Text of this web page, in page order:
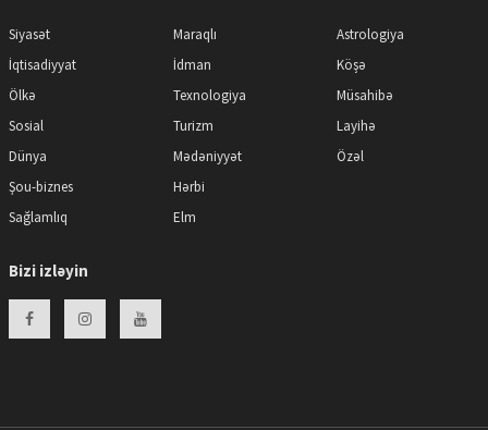
Siyasət
İqtisadiyyat
Ölkə
Sosial
Dünya
Şou-biznes
Sağlamlıq
Maraqlı
İdman
Texnologiya
Turizm
Mədəniyyət
Hərbi
Elm
Astrologiya
Köşə
Müsahibə
Layihə
Özəl
Bizi izləyin